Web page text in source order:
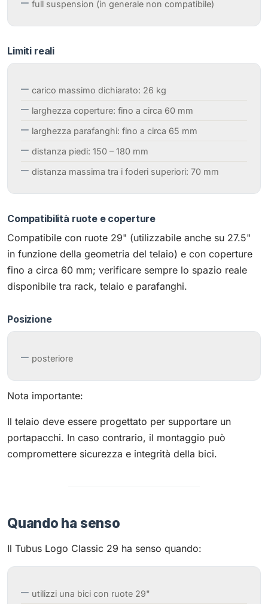
full suspension (in generale non compatibile)
Limiti reali
carico massimo dichiarato: 26 kg
larghezza coperture: fino a circa 60 mm
larghezza parafanghi: fino a circa 65 mm
distanza piedi: 150 – 180 mm
distanza massima tra i foderi superiori: 70 mm
Compatibilità ruote e coperture
Compatibile con ruote 29" (utilizzabile anche su 27.5"
in funzione della geometria del telaio) e con coperture
fino a circa 60 mm; verificare sempre lo spazio reale
disponibile tra rack, telaio e parafanghi.
Posizione
posteriore
Nota importante:
Il telaio deve essere progettato per supportare un
portapacchi. In caso contrario, il montaggio può
compromettere sicurezza e integrità della bici.
Quando ha senso
Il Tubus Logo Classic 29 ha senso quando:
utilizzi una bici con ruote 29"